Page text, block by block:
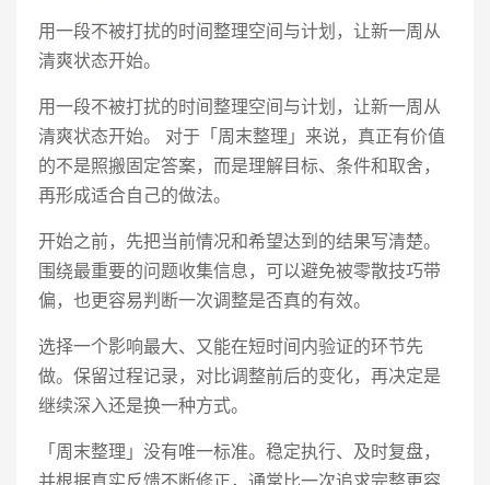
用一段不被打扰的时间整理空间与计划，让新一周从
清爽状态开始。
用一段不被打扰的时间整理空间与计划，让新一周从
清爽状态开始。 对于「周末整理」来说，真正有价值
的不是照搬固定答案，而是理解目标、条件和取舍，
再形成适合自己的做法。
开始之前，先把当前情况和希望达到的结果写清楚。
围绕最重要的问题收集信息，可以避免被零散技巧带
偏，也更容易判断一次调整是否真的有效。
选择一个影响最大、又能在短时间内验证的环节先
做。保留过程记录，对比调整前后的变化，再决定是
继续深入还是换一种方式。
「周末整理」没有唯一标准。稳定执行、及时复盘，